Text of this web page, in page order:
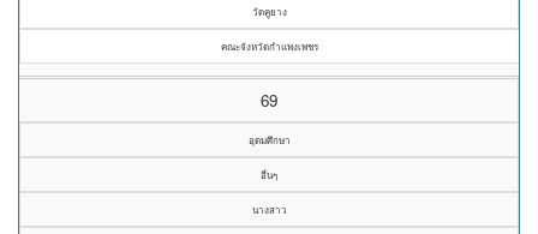
วัดคูยาง
คณะจังหวัดกำแพงเพชร
69
อุดมศึกษา
อื่นๆ
นางสาว